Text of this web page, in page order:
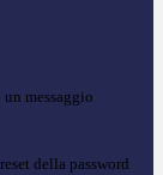
messaggio
della password